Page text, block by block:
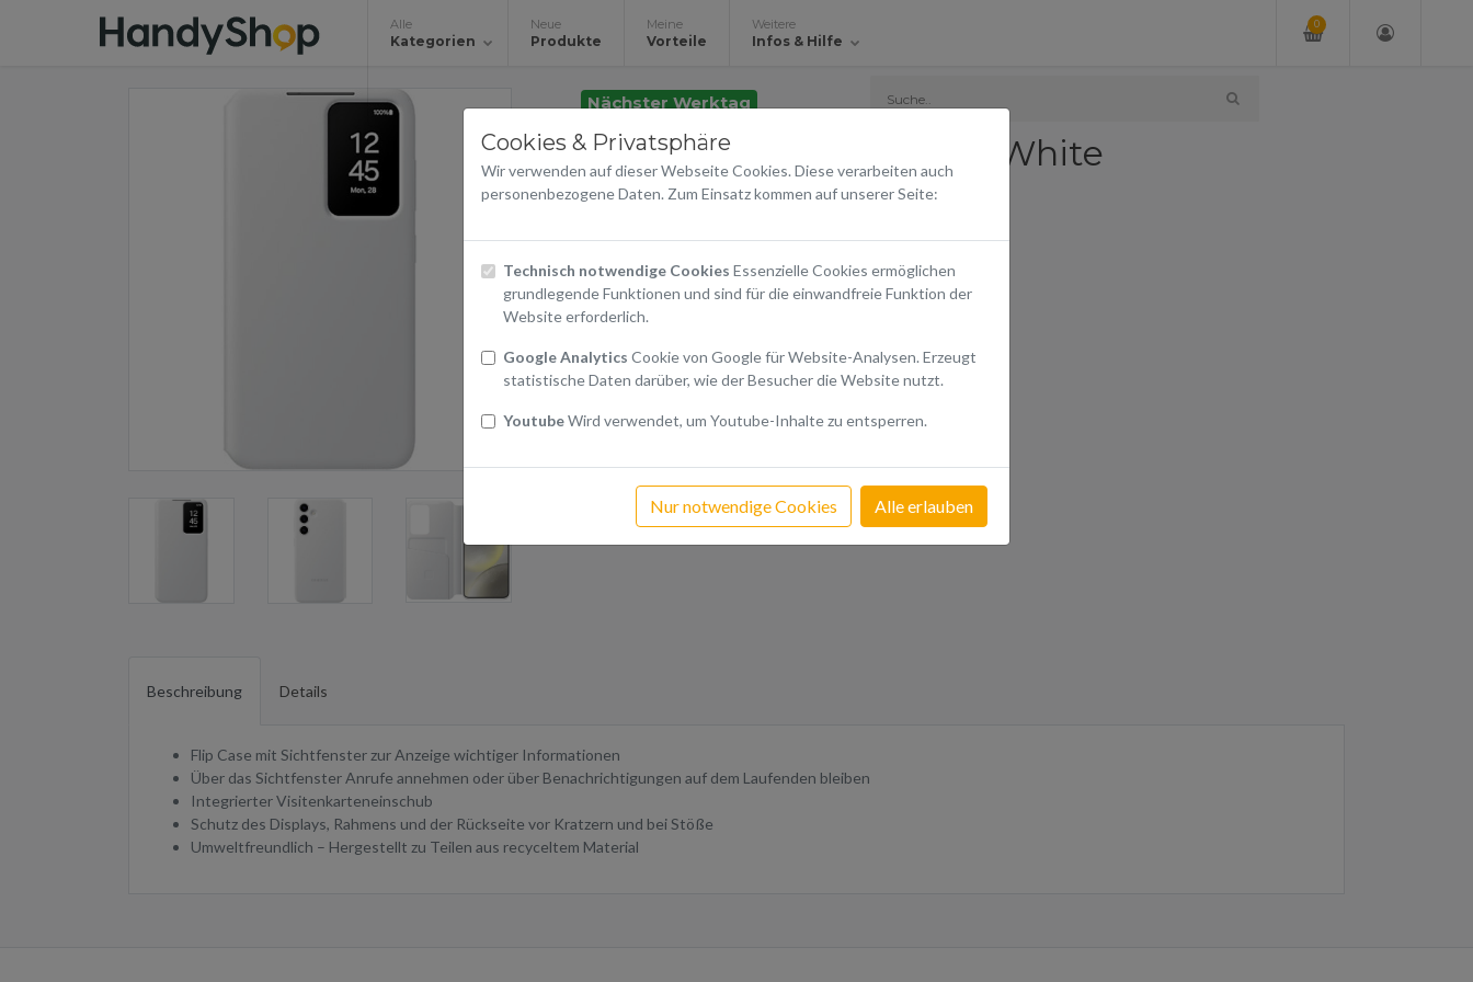
Alle
Kategorien
Neue
Produkte
Meine
Vorteile
Weitere
Infos & Hilfe
0
Cookies & Privatsphäre
Wir verwenden auf dieser Webseite Cookies. Diese verarbeiten auch
personenbezogene Daten. Zum Einsatz kommen auf unserer Seite:
Technisch notwendige Cookies Essenzielle Cookies ermöglichen
grundlegende Funktionen und sind für die einwandfreie Funktion der
Website erforderlich.
Google Analytics Cookie von Google für Website-Analysen. Erzeugt
statistische Daten darüber, wie der Besucher die Website nutzt.
YoutubeWird verwendet, um Youtube-Inhalte zu entsperren.
Nur notwendige Cookies Alle erlauben
Nächster Werktag
S-View Case Galaxy S24 White
Samsung
€ 19,90
inkl. 20% USt.
Warenkorb
In den Warenkorb
Beschreibung Details
Flip Case mit Sichtfenster zur Anzeige wichtiger Informationen
Über das Sichtfenster Anrufe annehmen oder über Benachrichtigungen auf dem Laufenden bleiben
Integrierter Visitenkarteneinschub
Schutz des Displays, Rahmens und der Rückseite vor Kratzern und bei Stöße
Umweltfreundlich – Hergestellt zu Teilen aus recyceltem Material